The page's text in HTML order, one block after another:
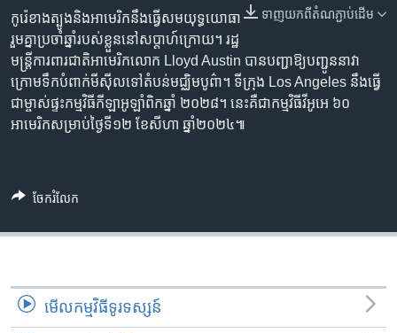
សម្ព័ន្ធ​
រំលង​
និង​
ចូល​
ទៅ​
Khmer English
បណ្តាញ​សង្គម
ទាញ​យក​ពី​តំណភ្ជាប់​ដើម
កូរ៉េខាងត្បូង​និង​អាមេរិក​នឹង​ធ្វើ​សមយុទ្ធ​យោធា​
រួម​គ្នា​ប្រចាំ​ឆ្នាំ​របស់​ខ្លួន​នៅ​សប្ដាហ៍​ក្រោយ។ រដ្ឋ
មន្ត្រី​ការពារ​ជាតិ​អាមេរិក​លោក Lloyd Austin បាន​បញ្ជា​ឱ្យ​បញ្ជូន​នាវា​
ក្រោម​ទឹក​បំពាក់​មីស៊ីល​ទៅ​តំបន់​មជ្ឈិមបូព៌ា។ ទីក្រុង Los Angeles នឹង​ធ្វើ​
ជា​ម្ចាស់ផ្ទះ​កម្មវិធី​កីឡា​អូឡាំពិក​ឆ្នាំ ២០២៨។ នេះ​គឺ​ជា​កម្មវិធី​វីអូអេ ៦០
អាមេរិក​សម្រាប់​ថ្ងៃទី១២ ខែ​សីហា ឆ្នាំ២០២៤៕
ចែករំលែក
មើល​កម្មវិធី​ទូរទស្សន៍